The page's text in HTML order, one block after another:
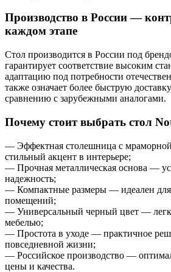
Производство в России —
каждом этапе
Стол производится в России под
гарантирует соответствие высоким
адаптацию под потребности
также означает более быструю
сравнению с зарубежными аналогами.
Почему стоит выбрать стол
— Эффектная столешница с
стильный акцент в интерьере;
— Прочная металлическая основа —
надежность;
— Компактные размеры — идеален
помещений;
— Универсальный черный цвет —
мебелью;
— Простота в уходе — практичное
повседневной жизни;
— Российское производство —
цены и качества.